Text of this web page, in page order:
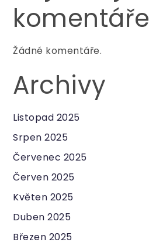
komentáře
Žádné komentáře.
Archivy
Listopad 2025
Srpen 2025
Červenec 2025
Červen 2025
Květen 2025
Duben 2025
Březen 2025